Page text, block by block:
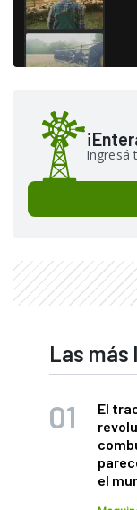
Ingresá
Las más
El
el